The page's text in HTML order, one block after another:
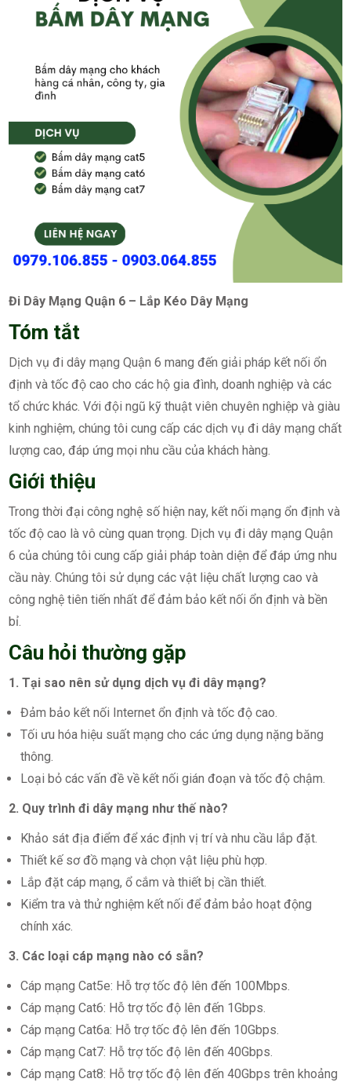
Đi Dây Mạng Quận 6 – Lắp Kéo Dây Mạng
Tóm tắt
Dịch vụ đi dây mạng Quận 6 mang đến giải pháp kết nối ổn
định và tốc độ cao cho các hộ gia đình, doanh nghiệp và các
tổ chức khác. Với đội ngũ kỹ thuật viên chuyên nghiệp và giàu
kinh nghiệm, chúng tôi cung cấp các dịch vụ đi dây mạng chất
lượng cao, đáp ứng mọi nhu cầu của khách hàng.
Giới thiệu
Trong thời đại công nghệ số hiện nay, kết nối mạng ổn định và
tốc độ cao là vô cùng quan trọng. Dịch vụ đi dây mạng Quận
6 của chúng tôi cung cấp giải pháp toàn diện để đáp ứng nhu
cầu này. Chúng tôi sử dụng các vật liệu chất lượng cao và
công nghệ tiên tiến nhất để đảm bảo kết nối ổn định và bền
bỉ.
Câu hỏi thường gặp
1. Tại sao nên sử dụng dịch vụ đi dây mạng?
Đảm bảo kết nối Internet ổn định và tốc độ cao.
Tối ưu hóa hiệu suất mạng cho các ứng dụng nặng băng
thông.
Loại bỏ các vấn đề về kết nối gián đoạn và tốc độ chậm.
2. Quy trình đi dây mạng như thế nào?
Khảo sát địa điểm để xác định vị trí và nhu cầu lắp đặt.
Thiết kế sơ đồ mạng và chọn vật liệu phù hợp.
Lắp đặt cáp mạng, ổ cắm và thiết bị cần thiết.
Kiểm tra và thử nghiệm kết nối để đảm bảo hoạt động
chính xác.
3. Các loại cáp mạng nào có sẵn?
Cáp mạng Cat5e: Hỗ trợ tốc độ lên đến 100Mbps.
Cáp mạng Cat6: Hỗ trợ tốc độ lên đến 1Gbps.
Cáp mạng Cat6a: Hỗ trợ tốc độ lên đến 10Gbps.
Cáp mạng Cat7: Hỗ trợ tốc độ lên đến 40Gbps.
Cáp mạng Cat8: Hỗ trợ tốc độ lên đến 40Gbps trên khoảng